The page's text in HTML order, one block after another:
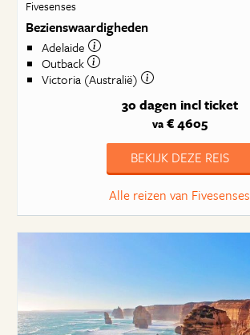
Fivesenses
Bezienswaardigheden
Adelaide
Outback
Victoria (Australië)
30 dagen incl ticket
va€ 4605
BEKIJK DEZE REIS
Alle reizen van Fivesenses